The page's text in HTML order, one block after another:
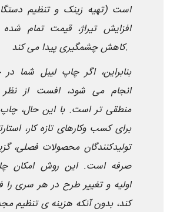
است (تهیه زینک و تنظیم
افزایش تیراژ، قیمت تمام
کاهش چشمگیری پیدا می کند.
بنابراین، اگر چاپ لیبل شما در
انجام می شود، افست از نظر
منطقی تر است.با این حال،
برای کسب وکارهای تازه کار،
تولیدکنندگان محصولات فصلی،
صرفه است. این روش امکان
اولیه و تغییر طرح در هر سری را
کند، بدون آنکه هزینه ی تنظیم